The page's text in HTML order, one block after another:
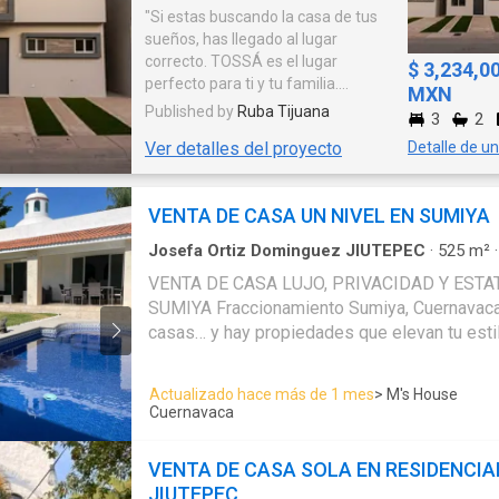
"Si estas buscando la casa de tus
sueños, has llegado al lugar
correcto. TOSSÁ es el lugar
perfecto para ti y tu familia.
Ofrecemos 2 modelos de
materiales de alta calidad,
comodidad y sobre todo un diseño
que preocuparte, solo disfruta de
Published by Ruba Tijuana
Ver detalles del proyecto
$
MXN
3 2
Detalle de
VENTA DE CASA UN NIVEL EN SUMIYA
Josefa Ortiz Dominguez JIUTEPEC · 525 m² ·
·Alberca
VENTA DE CASA LUJO, PRIVACIDAD Y
SUMIYA Fraccionamiento Sumiya,
casas… y hay propiedades que elevan tu
seguridad, confort absoluto y la tranquilidad
zonas más exclusivas de
en una terraza espectacular, disfrutar tardes
baño propio… porque aquí cada miembro de
Actualizado hace más de 1 mes> M's House
Cuernavaca
VENTA DE CASA SOLA EN
JIUTEPEC